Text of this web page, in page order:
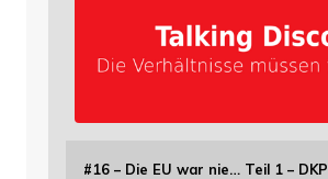
#16 – Die EU war nie… Teil 1 – DKP